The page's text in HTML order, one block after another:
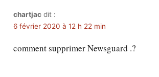
chartjac dit :
6 février 2020 à 12 h 22 min
comment supprimer Newsguard .?